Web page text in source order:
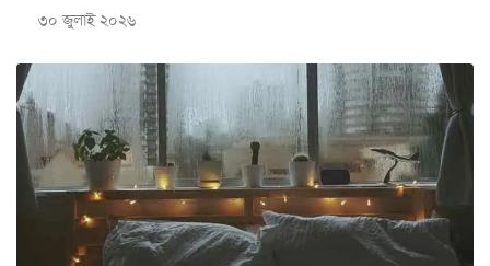
৩০ জুলাই ২০২৬